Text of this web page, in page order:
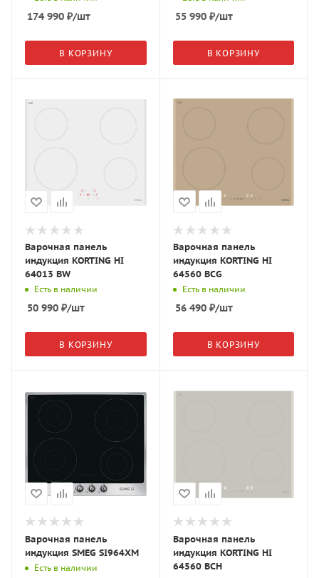
174 990 ₽/шт
В КОРЗИНУ
55 990₽/шт
В КОРЗИНУ
Варочная панель
индукция KORTING HI
64013 BW
Есть в наличии
50 990 ₽/шт
В КОРЗИНУ
Варочная панель
индукция KORTING HI
64560 BCG
Есть в наличии
56 490₽/шт
В КОРЗИНУ
Варочная панель
индукция SMEG SI964XM
Есть в наличии
Варочная панель
индукция KORTING HI
64560 BCH